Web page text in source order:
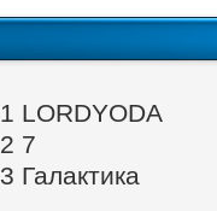
1 LORDYODA
2 7
3 Галактика